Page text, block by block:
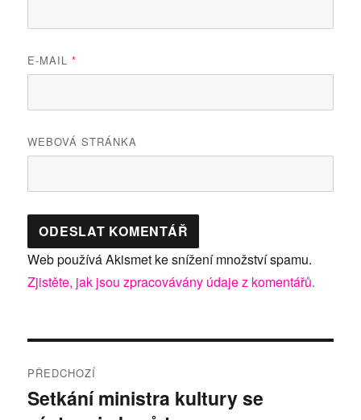
E-MAIL*
WEBOVÁ STRÁNKA
Web používá Akismet ke snížení množství spamu.
Zjistěte, jak jsou zpracovávány údaje z komentářů.
pro
PŘEDCHOZÍ
Předchozí
Setkání ministra kultury se